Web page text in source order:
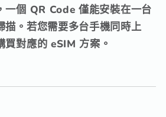
一個 QR Code 僅能安裝在一台
描。 若您需要多台手機同時上
買對應的 eSIM 方案。